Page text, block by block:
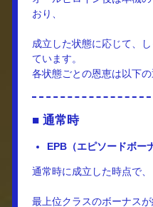
おり、
成立した状態に応じて、
ています。
各状態ごとの恩恵は以下の
■ 通常時
EPB（エピソードボー
通常時に成立した時点で、
最上位クラスのボーナスが